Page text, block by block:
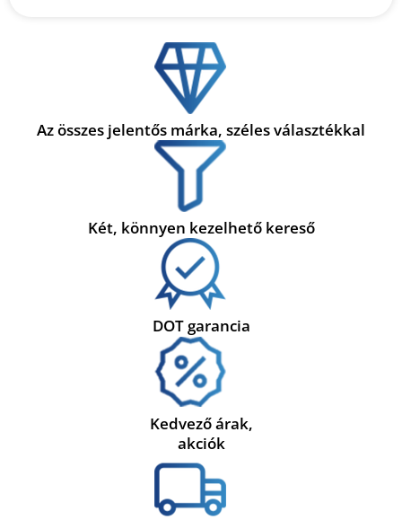
Az összes jelentős márka, széles választékkal
Két, könnyen kezelhető kereső
DOT garancia
Kedvező árak,
akciók